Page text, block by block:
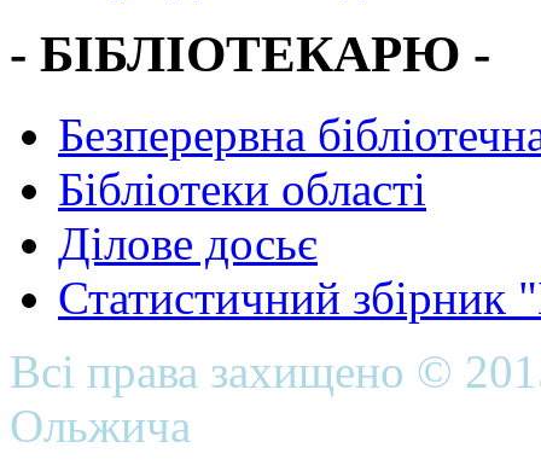
- БІБЛІОТЕКАРЮ -
Безперервна
Бібліотеки області
Ділове досьє
Статистичний
Всі права захищено ©
Ольжича